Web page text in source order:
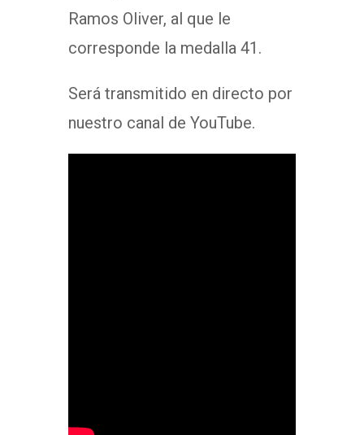
Ramos Oliver, al que le
corresponde la medalla 41.
Será transmitido en directo por
nuestro canal de YouTube.